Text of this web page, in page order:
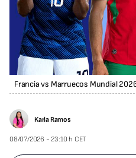
Francia vs Marruecos Mundial
Karla Ramos
08/07/2026 - 23:10 h CET